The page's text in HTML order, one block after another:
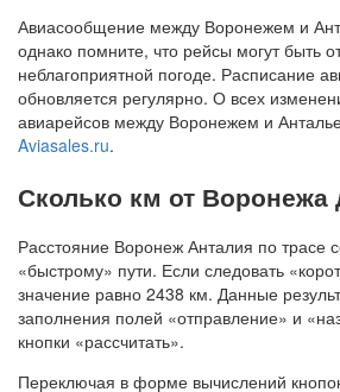
Авиасообщение между Воронежем и
однако помните, что рейсы могут быть
неблагоприятной погоде. Расписание
обновляется регулярно. О всех
авиарейсов между Воронежем и
Aviasales.ru.
Сколько км от Воронежа
Расстояние Воронеж Анталия по трасе
«быстрому» пути. Если следовать
значение равно 2438 км. Данные
заполнения полей «отправление» и
кнопки «рассчитать».
Переключая в форме вычислений